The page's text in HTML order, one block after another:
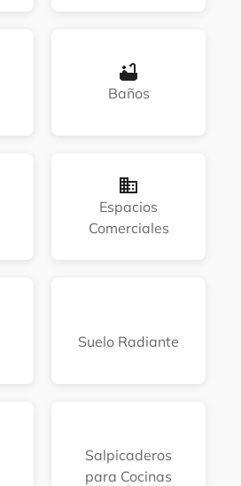
Baños
Espacios
Comerciales
Suelo Radiante
Salpicaderos
para Cocinas